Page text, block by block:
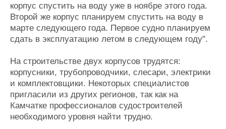
корпус спустить на воду уже в ноябре этого года.
Второй же корпус планируем спустить на воду в
марте следующего года. Первое судно планируем
сдать в эксплуатацию летом в следующем году".
На строительстве двух корпусов трудятся:
корпусники, трубопроводчики, слесари, электрики
и комплектовщики. Некоторых специалистов
пригласили из других регионов, так как на
Камчатке профессионалов судостроителей
необходимого уровня найти трудно.